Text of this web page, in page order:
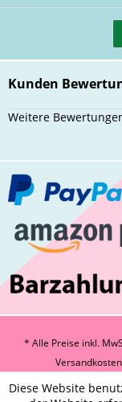
Kunden
Weitere
* Alle Preise inkl.
Versandkosten
Diese Website